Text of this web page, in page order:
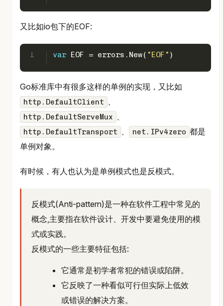
又比如io包下的EOF:
1 var EOF = errors.New( "EOF" )
Go标准库中有很多这样的单例的实现，又比如
http.DefaultClient 、
http.DefaultServeMux 、
http.DefaultTransport 、 net.IPv4zero 都是
单例对象。
有时候，有人也认为是单例模式也是反模式。
反模式(Anti-pattern)是一种在软件工程中常见的
概念,主要指在软件设计、开发中要避免使用的模
式或实践。
反模式的一些主要特征包括:
它通常是初学者常犯的错误或陷阱。
它反映了一种看似可行但实际上低效
或错误的解决方案。